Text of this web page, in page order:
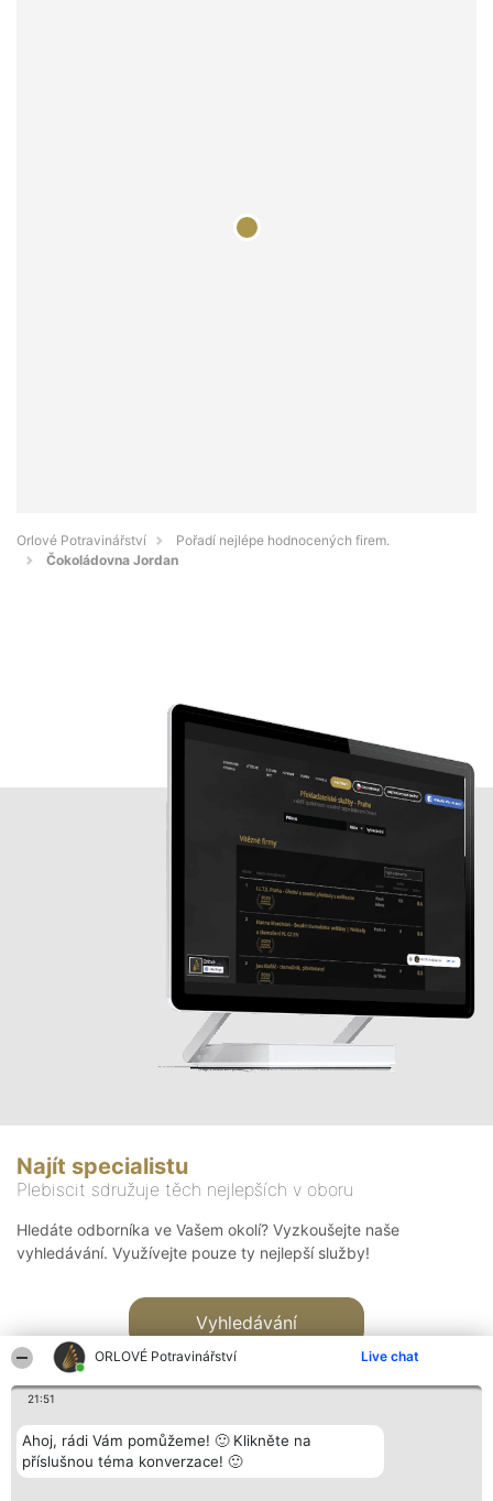
ORLOVÉ Potravinářství Live chat
21:51
Ahoj, rádi Vám pomůžeme! 🙂 Klikněte na
příslušnou téma konverzace! 🙂
Orlové Potravinářství
Pořadí nejlépe hodnocených firem.
Čokoládovna Jordan
Najít specialistu
Plebiscit sdružuje těch nejlepších v oboru
Hledáte odborníka ve Vašem okolí? Vyzkoušejte naše
vyhledávání. Využívejte pouze ty nejlepší služby!
Vyhledávání